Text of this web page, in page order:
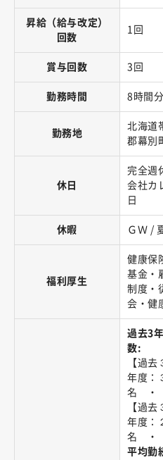
昇給（給与改定）
回数
1回
賞与回数 3回
勤務時間 8時間分
勤務地
北海道
郡幕別
休日
完全週
会社カ
日
休暇 ＧＷ /
福利厚生
健康保
基金・
制度・
会・健
過去3
数:
【過
年度
名 ・
【過
年度：
名 ・
平均勤